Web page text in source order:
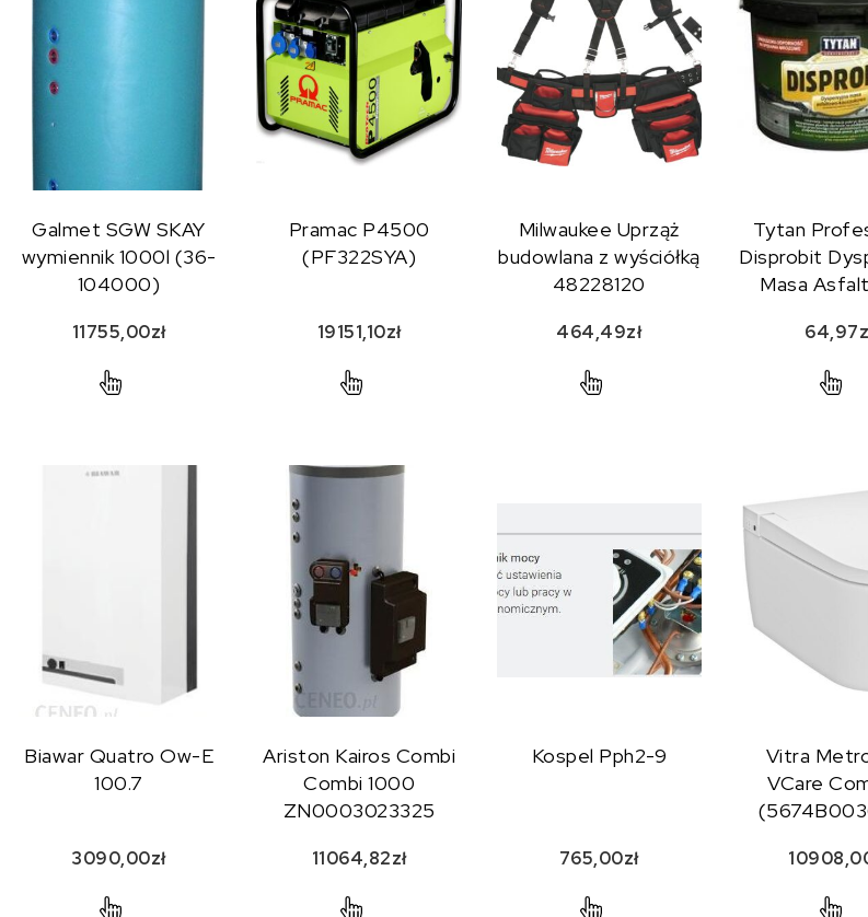
Galmet SGW SKAY
wymiennik 1000l (36-
104000)
11755,00zł
Pramac P4500
(PF322SYA)
19151,10zł
Milwaukee Uprząż
budowlana z wyściółką
48228120
464,49zł
Tytan
Disprobit
Masa
Konserwacji
64,97
Biawar Quatro Ow-E
100.7
3090,00zł
Ariston Kairos Combi
Combi 1000
ZN0003023325
11064,82zł
Kospel Pph2-9
765,00zł
Vitra
VCare